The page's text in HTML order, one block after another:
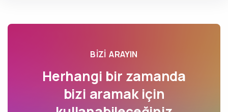
BIZI ARAYIN
Herhangi bir zamanda
bizi aramak için